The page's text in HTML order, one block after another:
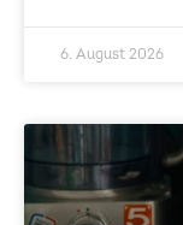
6. August 2026